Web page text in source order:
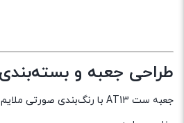
طراحی جعبه و
جعبه ست AT13 با رنگ‌بندی صورتی ملایم و طراحی لاکچری، کاملاً حس یک هدیه ارزشمند را منتقل می‌کند. چیدمان دقیق و منظم قطعات داخل جعبه، نشان‌دهنده توجه به جزئیات است.